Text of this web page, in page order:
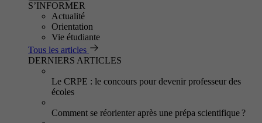
S’INFORMER
Actualité
Orientation
Vie étudiante
Tous les articles
DERNIERS ARTICLES
Le CRPE : le concours pour devenir professeur des
écoles
Comment se réorienter après une prépa scientifique ?